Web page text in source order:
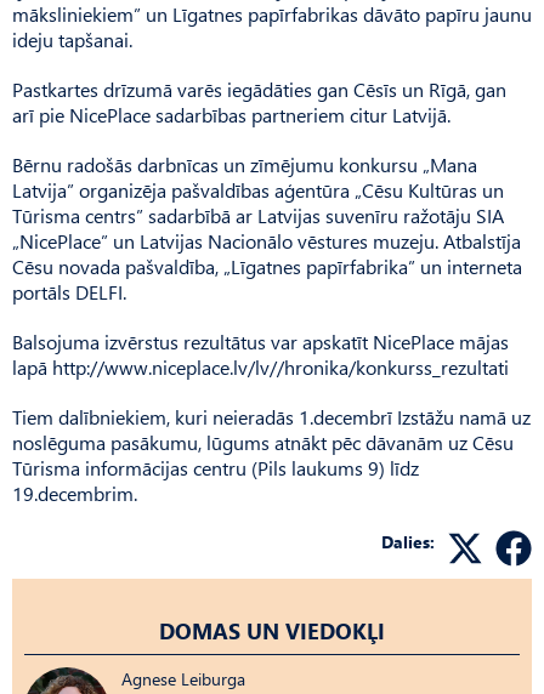
māksliniekiem” un Līgatnes papīrfabrikas dāvāto papīru jaunu
ideju tapšanai.
Pastkartes drīzumā varēs iegādāties gan Cēsīs un Rīgā, gan
arī pie NicePlace sadarbības partneriem citur Latvijā.
Bērnu radošās darbnīcas un zīmējumu konkursu „Mana
Latvija” organizēja pašvaldības aģentūra „Cēsu Kultūras un
Tūrisma centrs” sadarbībā ar Latvijas suvenīru ražotāju SIA
„NicePlace” un Latvijas Nacionālo vēstures muzeju. Atbalstīja
Cēsu novada pašvaldība, „Līgatnes papīrfabrika” un interneta
portāls DELFI.
Balsojuma izvērstus rezultātus var apskatīt NicePlace mājas
lapā http://www.niceplace.lv/lv//hronika/konkurss_rezultati
Tiem dalībniekiem, kuri neieradās 1.decembrī Izstāžu namā uz
noslēguma pasākumu, lūgums atnākt pēc dāvanām uz Cēsu
Tūrisma informācijas centru (Pils laukums 9) līdz
19.decembrim.
Dalies:
DOMAS UN VIEDOKĻI
Agnese Leiburga